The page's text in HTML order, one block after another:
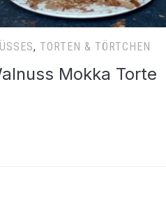
, TORTEN & TÖRTCHEN
Mokka Torte